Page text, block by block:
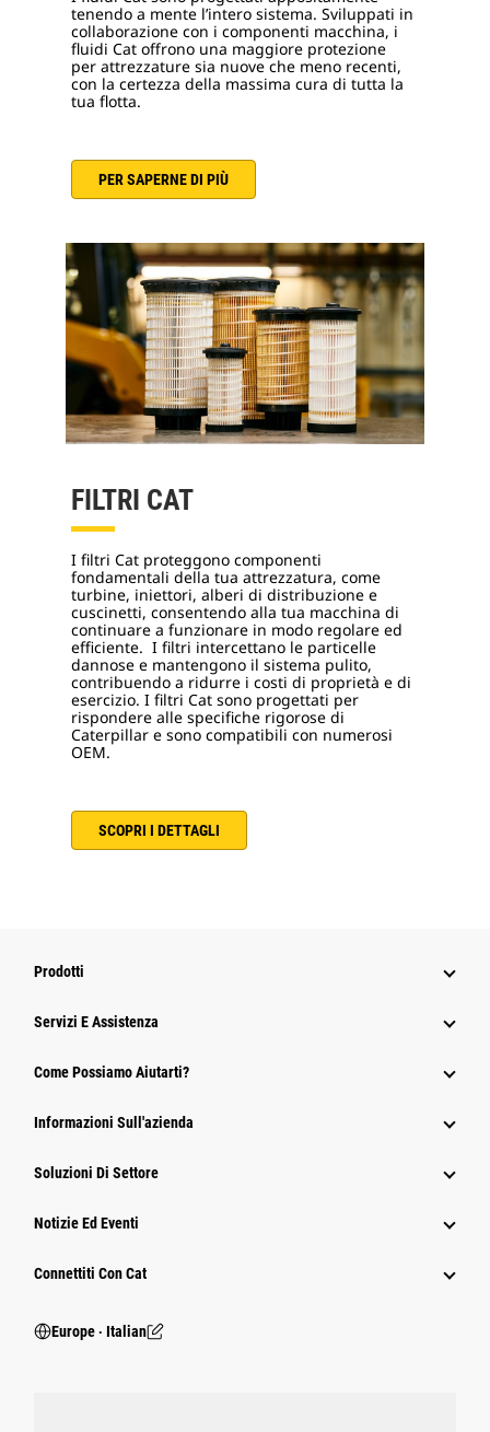
tenendo a mente l’intero sistema. Sviluppati in
collaborazione con i componenti macchina, i
fluidi Cat offrono una maggiore protezione
per attrezzature sia nuove che meno recenti,
con la certezza della massima cura di tutta la
tua flotta.
PER SAPERNE DI PIÙ
FILTRI CAT
I filtri Cat proteggono componenti
fondamentali della tua attrezzatura, come
turbine, iniettori, alberi di distribuzione e
cuscinetti, consentendo alla tua macchina di
continuare a funzionare in modo regolare ed
efficiente. I filtri intercettano le particelle
dannose e mantengono il sistema pulito,
contribuendo a ridurre i costi di proprietà e di
esercizio. I filtri Cat sono progettati per
rispondere alle specifiche rigorose di
Caterpillar e sono compatibili con numerosi
OEM.
SCOPRI I DETTAGLI
Prodotti
Servizi E Assistenza
Come Possiamo Aiutarti?
Informazioni Sull'azienda
Soluzioni Di Settore
Notizie Ed Eventi
Connettiti Con Cat
Europe ‧ Italian